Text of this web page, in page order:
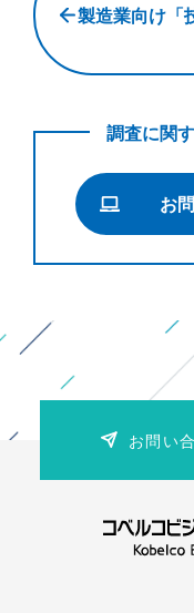
カ
シ
ク
に
造
製造業向け「
調査に関
お
お問い